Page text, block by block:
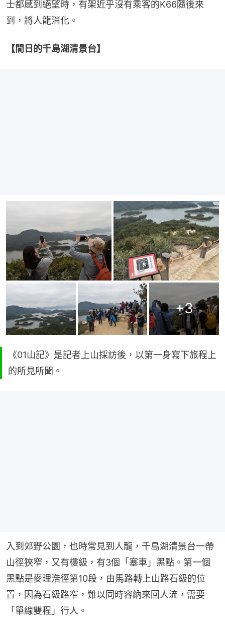
士都感到絕望時，有架近乎沒有乘客的K66隨後來
到，將人龍消化。
【閒日的千島湖清景台】
+3
《01山記》是記者上山採訪後，以第一身寫下旅程上
的所見所聞。
入到郊野公園，也時常見到人龍，千島湖清景台一帶
山徑狹窄，又有樓級，有3個「塞車」黑點。第一個
黑點是麥理浩徑第10段，由馬路轉上山路石級的位
置，因為石級路窄，難以同時容納來回人流，需要
「單線雙程」行人。